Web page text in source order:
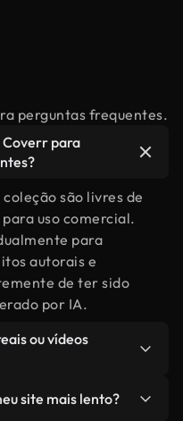
perguntas frequentes.
Coverr para
são livres de
uso comercial.
para
autorais e
de ter sido
por IA.
ou vídeos
humanos,
site mais lento?